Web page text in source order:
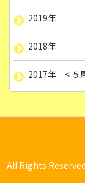
2019年
2018年
2017年 < ５
All Rights